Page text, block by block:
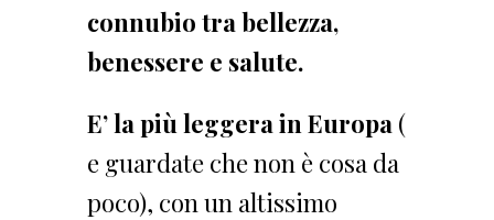
connubio tra bellezza,
benessere e salute.
E’ la più leggera in Europa (
e guardate che non è cosa da
poco), con un altissimo